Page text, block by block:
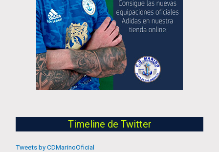
Timeline de Twitter
Tweets by CDMarinoOficial